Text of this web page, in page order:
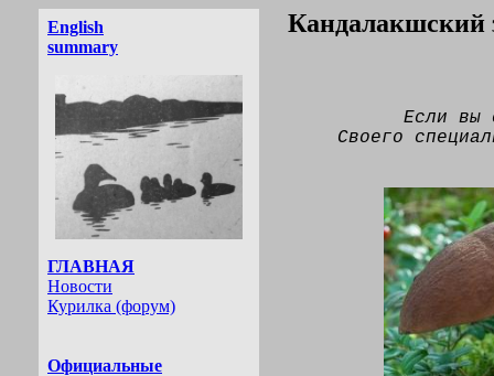
Кандалакшский
Если вы
Своего